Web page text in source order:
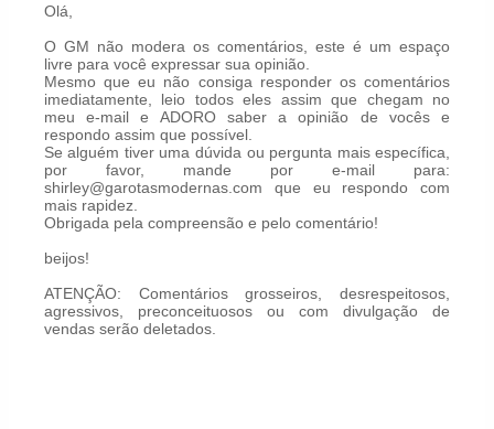
Olá,
O GM não modera os comentários, este é um espaço
livre para você expressar sua opinião.
Mesmo que eu não consiga responder os comentários
imediatamente, leio todos eles assim que chegam no
meu e-mail e ADORO saber a opinião de vocês e
respondo assim que possível.
Se alguém tiver uma dúvida ou pergunta mais específica,
por favor, mande por e-mail para:
shirley@garotasmodernas.com que eu respondo com
mais rapidez.
Obrigada pela compreensão e pelo comentário!
beijos!
ATENÇÃO: Comentários grosseiros, desrespeitosos,
agressivos, preconceituosos ou com divulgação de
vendas serão deletados.